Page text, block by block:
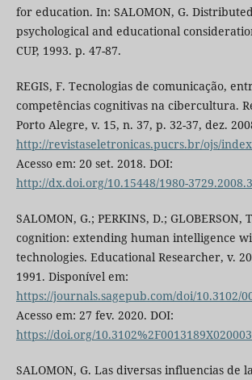
for education. In: SALOMON, G.
psychological and educational
CUP, 1993. p. 47-87.
REGIS, F. Tecnologias de comunicação,
competências cognitivas na cibercultura.
Porto Alegre, v. 15, n. 37, p. 32-37, dez.
http://revistaseletronicas.pucrs.br/ojs/
Acesso em: 20 set. 2018. DOI:
http://dx.doi.org/10.15448/1980-
SALOMON, G.; PERKINS, D.; GLOBERSON,
cognition: extending human intelligence
technologies. Educational Researcher, v.
1991. Disponível em:
https://journals.sagepub.com/doi/10.3102/
Acesso em: 27 fev. 2020. DOI:
https://doi.org/
SALOMON, G. Las diversas influencias de